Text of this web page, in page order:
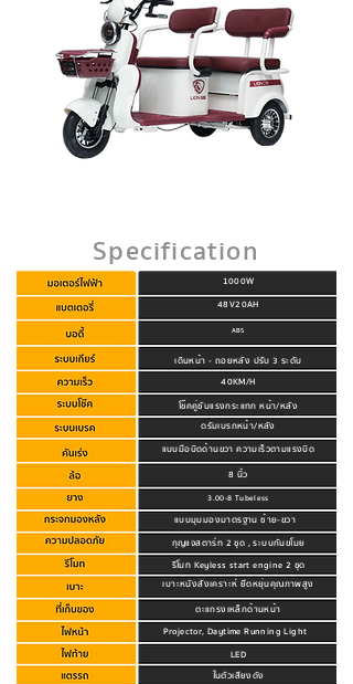
Specification
48V20AH
1000W
เดินหน้า - ถอยหลัง ปรับ 3 ระดับ
ABS
โช๊คคู่ซับแรงกระแทก หน้า/หลัง
ดรัมเบรกหน้า/หลัง
40KM/H
3.00-8 Tubeless
8 นิ้ว
แบบมือบิดด้านขวา ความเร็วตามแรงบิด
แบบมุมมองมาตรฐาน ซ้าย-ขวา
กุญแจสตาร์ท 2 ชุด , ระบบกันขโมย
รีโมท Keyless start engine 2 ชุด
เบาะหนังสังเคราะห์ ยืดหยุ่นคุณภาพสูง
ตะแกรงเหล็กด้านหน้า
Projector, Daytime Running Light
LED
ในตัวเสียงดัง